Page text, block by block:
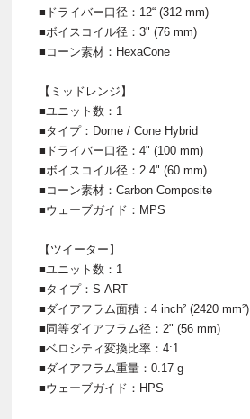
■ドライバー口径：12“ (312 mm)
■ボイスコイル径：3" (76 mm)
■コーン素材：HexaCone
【ミッドレンジ】
■ユニット数：1
■タイプ：Dome / Cone Hybrid
■ドライバー口径：4" (100 mm)
■ボイスコイル径：2.4" (60 mm)
■コーン素材：Carbon Composite
■ウェーブガイド：MPS
【ツイーター】
■ユニット数：1
■タイプ：S-ART
■ダイアフラム面積：4 inch² (2420 mm²)
■同等ダイアフラム径：2" (56 mm)
■ベロシティ変換比率：4:1
■ダイアフラム重量：0.17 g
■ウェーブガイド：HPS